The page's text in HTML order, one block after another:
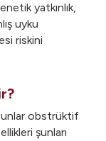
yatkınlık,
uyku
riskini
obstrüktif
şunları